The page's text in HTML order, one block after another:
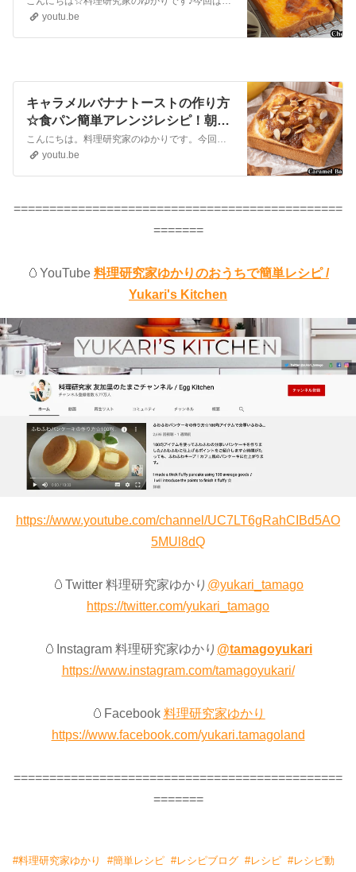
ピッタリ☆手軽な材料で作れます！-
How to make Cheese Toast-【料理
youtu.be
キャラメルバナナトーストの作り方
☆食パン簡単アレンジレシピ！朝食
やおやつにピッタリ♪やみつきにな
る美味しさです！☆How to make
Caramel Banana Toast【料理研究
こんにちは。料理研究家のゆかりです。今回は、キャラメルバナナトーストの作り方をご紹介します。朝食やおやつにピッタリな食パンアレンジレシピ！食パンの消費にもおすすめです♪やみつきになる美味しさのキャラメルバナナトースト！とても美味しいので、ぜひ作ってみてください。Hello. This is Yukari, a c...
youtu.be
==============================================
=======
🥚YouTube 料理研究家ゆかりのおうちで簡単レシピ /
Yukari's Kitchen
https://www.youtube.com/channel/UC7LT6gRahCIBd5AO
5MUl8dQ
🥚Twitter 料理研究家ゆかり @yukari_tamago
https://twitter.com/yukari_tamago
🥚Instagram 料理研究家ゆかり @tamagoyukari
https://www.instagram.com/tamagoyukari/
🥚Facebook 料理研究家ゆかり
https://www.facebook.com/yukari.tamagoland
==============================================
=======
#料理研究家ゆかり #簡単レシピ #レシピブログ #レシピ #レシピ動